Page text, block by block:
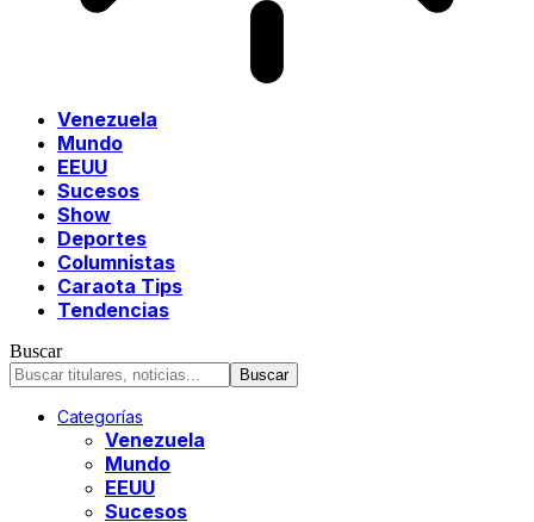
Venezuela
Mundo
EEUU
Sucesos
Show
Deportes
Columnistas
Caraota Tips
Tendencias
Buscar
Categorías
Venezuela
Mundo
EEUU
Sucesos